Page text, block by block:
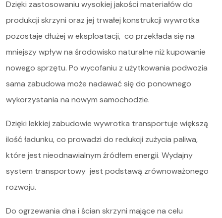
Dzięki zastosowaniu wysokiej jakości materiałów do
produkcji skrzyni oraz jej trwałej konstrukcji wywrotka
pozostaje dłużej w eksploatacji, co przekłada się na
mniejszy wpływ na środowisko naturalne niż kupowanie
nowego sprzętu. Po wycofaniu z użytkowania podwozia
sama zabudowa może nadawać się do ponownego
wykorzystania na nowym samochodzie.
Dzięki lekkiej zabudowie wywrotka transportuje większą
ilość ładunku, co prowadzi do redukcji zużycia paliwa,
które jest nieodnawialnym źródłem energii. Wydajny
system transportowy jest podstawą zrównoważonego
rozwoju.
Do ogrzewania dna i ścian skrzyni mające na celu